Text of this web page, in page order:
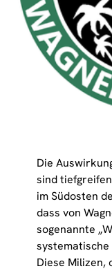
Die
sind
im Südosten
dass von
sogenannte
Diese Milizen,